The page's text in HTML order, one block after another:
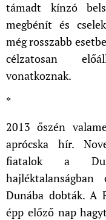
támadt kínzó
megbénít és
még rosszabb
célzatosan
vonatkoznak.
*
2013 őszén
aprócska hír.
fiatalok a
Dunába dobták. A
épp előző nap